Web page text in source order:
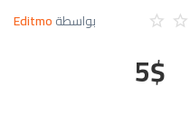
بواسطةEditmo
5$